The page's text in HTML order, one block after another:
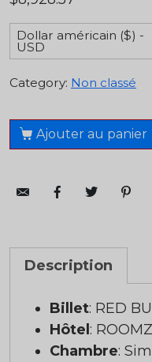
Dollar américain ($) -
USD
Category: Non classé
Ajouter au panier
Description
Billet: RED
Hôtel:
Chambre: